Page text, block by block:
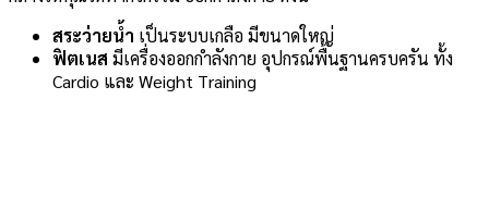
สระว่ายน้ำ เป็นระบบเกลือ มีขนาดใหญ่
ฟิตเนส มีเครื่องออกกำลังกาย อุปกรณ์พื้นฐานครบครัน ทั้ง
Cardio และ Weight Training